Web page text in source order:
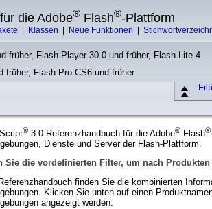
die Adobe® Flash®-Plattform
Klassen Neue Funktionen
früher, Flash Player 30.0 und früher, Flash Lite 4
früher, Flash Pro CS6 und früher
® 3.0 Referenzhandbuch für die Adobe® Flash®
Dienste und Server der Flash-Plattform.
Sie die vordefinierten Filter, um nach
finden Sie die kombinierten
Klicken Sie unten auf einen
angezeigt werden: